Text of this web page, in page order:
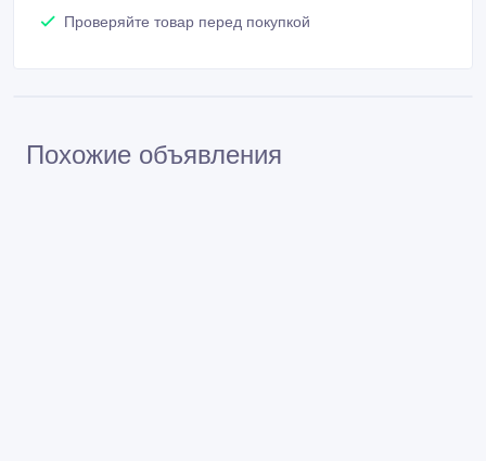
Проверяйте товар перед покупкой
Похожие объявления